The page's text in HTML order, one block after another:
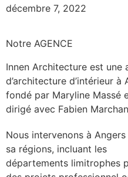
décembre 7, 2022
Notre AGENCE
Innen Architecture est une
d’architecture d’intérieur à
fondé par Maryline Massé
dirigé avec Fabien
Nous intervenons à
sa régions, incluant les
départements limitrophes